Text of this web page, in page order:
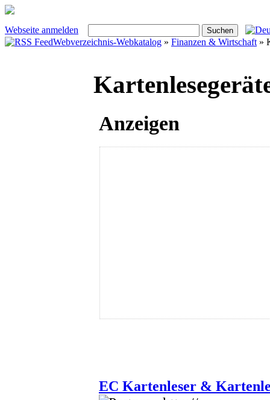
Webseite anmelden
Webverzeichnis-Webkatalog » Finanzen & Wirtschaft »
Anzeigen
EC Kartenleser &